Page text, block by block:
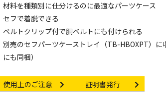
材料を種類別に仕分けるのに最適なパーツケース
セフで着脱できる
ベルトクリップ付で胴ベルトにも付けられる
別売のセフパーツケーストレイ（TB-HBOXPT）に
にも同梱）
Other link
使用上のご注意 Certificate Issuance
証明書発行